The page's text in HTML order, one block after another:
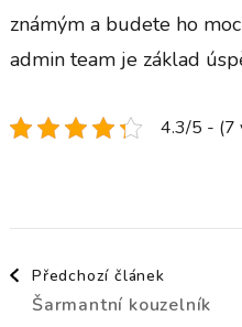
známým a budete ho
admin team je základ
4.3/5 - (7
Navigace
Předchozí článek
Šarmantní kouzelník